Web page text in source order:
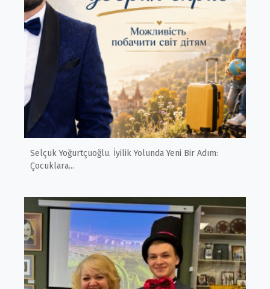
Selçuk Yoğurtçuoğlu. İyilik Yolunda Yeni Bir Adım:
Çocuklara...